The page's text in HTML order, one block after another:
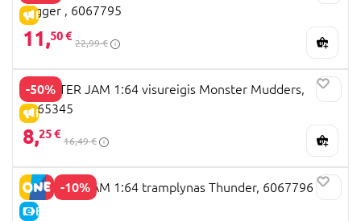
IŠPARDAVIMAS
Digger , 6067795
11,50 €
22,99 €
-50%
IŠPARDAVIMAS
MONSTER JAM 1:64 visureigis Monster Mudders,
6065345
8,25 €
16,49 €
-10%
E-KAINA
MONSTER JAM 1:64 tramplynas Thunder, 6067796